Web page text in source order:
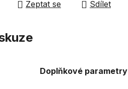
Zeptat se Sdílet
Doplňkové parametry